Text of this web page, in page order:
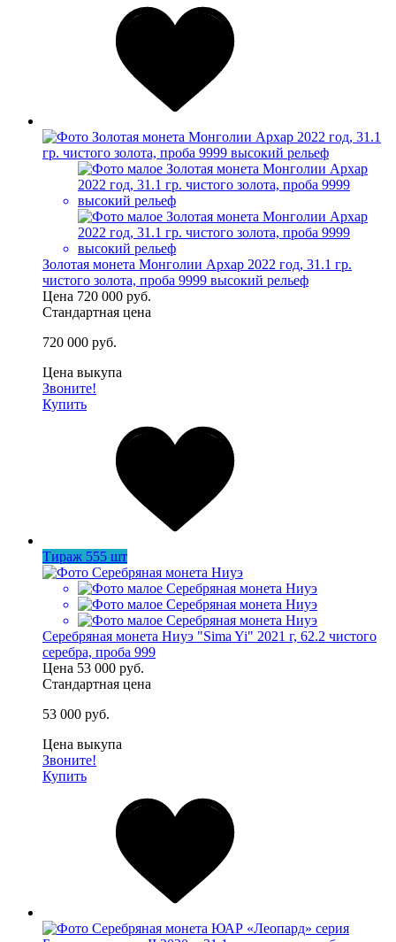
Золотая монета Монголии Архар 2022 год, 31.1 гр.
чистого золота, проба 9999 высокий рельеф
Цена 720 000 руб.
Стандартная цена
720 000 руб.
Цена выкупа
Звоните!
Купить
Тираж 555 шт
Серебряная монета Ниуэ "Sima Yi" 2021 г, 62.2 чистого
серебра, проба 999
Цена 53 000 руб.
Стандартная цена
53 000 руб.
Цена выкупа
Звоните!
Купить